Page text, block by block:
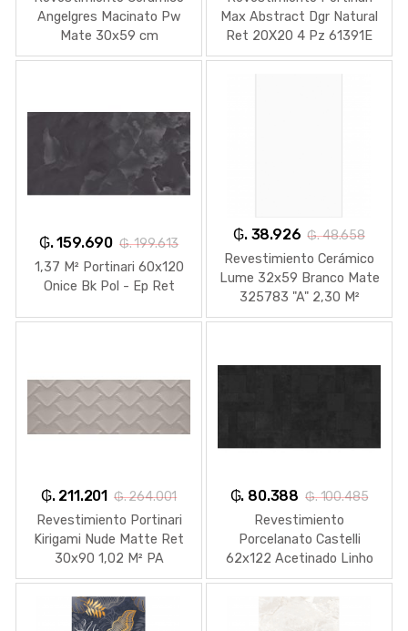
Angelgres Macinato Pw
Mate 30x59 cm
Rectificado
Max Abstract Dgr Natural
Ret 20X20 4 Pz 61391E
₲. 159.690 ₲. 199.613
1,37 M² Portinari 60x120
Onice Bk Pol - Ep Ret
₲. 38.926 ₲. 48.658
Revestimiento Cerámico
Lume 32x59 Branco Mate
325783 "A" 2,30 M²
₲. 211.201 ₲. 264.001
Revestimiento Portinari
Kirigami Nude Matte Ret
30x90 1,02 M² PA
6057483A
₲. 80.388 ₲. 100.485
Revestimiento
Porcelanato Castelli
62x122 Acetinado Linho
Dark 2,28 M² 70692